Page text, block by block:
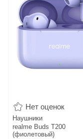
Нет оценок
Наушники
realme Buds T200
(фиолетовый)